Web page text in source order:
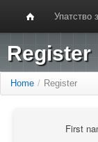
Упатство
Register
Home / Register
First